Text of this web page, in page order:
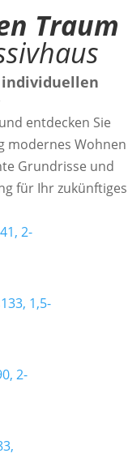
Traum
individuellen
entdecken Sie
modernes Wohnen
Grundrisse und
für Ihr zukünftiges